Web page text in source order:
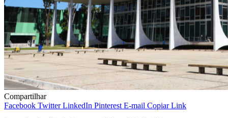
Compartilhar
Facebook Twitter LinkedIn Pinterest E-mail Copiar Link